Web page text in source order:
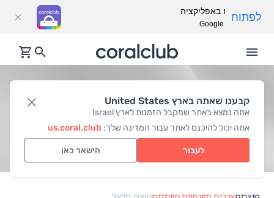
קבענו שאתה בארץ United States
אתה נמצא באתר שמקבל הזמנות לארץ Israel
אתה יכול להיכנס לאתר עבור המדינה שלך: us.coral.club
לעבור הישאר כאן
מוצרי חלאל
פתח באפליקציה
Google Play
לפתוח